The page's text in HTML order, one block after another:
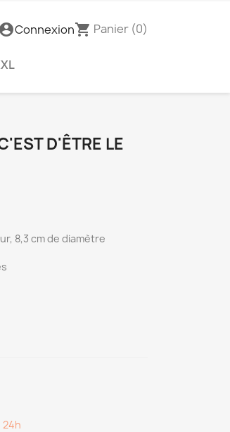
account_circleConnexionshopping_cart Panier (0)
D'ÊTRE LE
8,3 cm de diamètre